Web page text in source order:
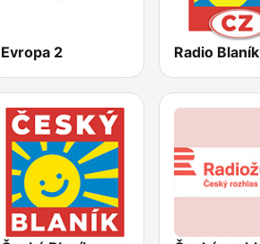
Evropa 2 Radio Blaník